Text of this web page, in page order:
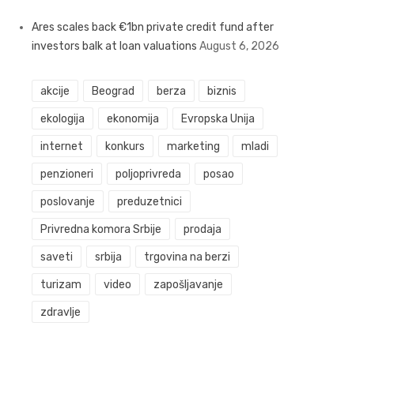
Ares scales back €1bn private credit fund after
investors balk at loan valuations August 6, 2026
akcije Beograd berza biznis
ekologija ekonomija Evropska Unija
internet konkurs marketing mladi
penzioneri poljoprivreda posao
poslovanje preduzetnici
Privredna komora Srbije prodaja
saveti srbija trgovina na berzi
turizam video zapošljavanje
zdravlje